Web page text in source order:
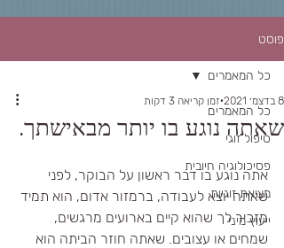
פוסט
כל המאמרים
טיפול זוגי
פסיכולוגיה חיובית
מציאת זוגיות
ייעוץ מיני
כל המאמרים
שאתה נוגע בו יותר מבאישתך.
8 בדצמ׳ 2021 זמן קריאה 3 דקות
אתה נוגע בו דבר ראשון על הבוקר, לפני
שאתה יוצא לעבודה, ברמזור אדום, הוא תמיד
מזכיר לך שהוא קיים בארועים מרגשים,
שמחים או עצובים. שאתה חוזר הביתה הוא